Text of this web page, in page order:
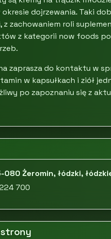
dojrzewania. Taki
z zachowaniem roli
z kategorii now foods
zaprasza do kontaktu w
w kapsułkach i ziół
po zapoznaniu się z
080 Żeromin, łódzki,
700